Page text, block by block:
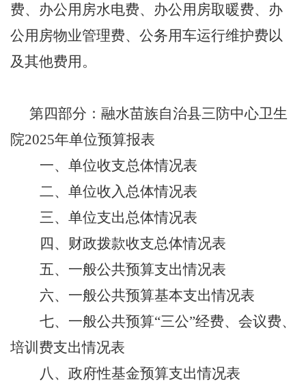
费、办公用房水电费、办公用房取暖费、办
公用房物业管理费、公务用车运行维护费以
及其他费用。
第四部分：融水苗族自治县三防中心卫生
院2025年单位预算报表
一、 单位收支总体情况表
二、 单位收入总体情况表
三、 单位支出总体情况表
四、财政拨款收支总体情况表
五、一般公共预算支出情况表
六、一般公共预算基本支出情况表
七、一般公共预算“三公”经费、会议费、
培训费支出情况表
八、政府性基金预算支出情况表